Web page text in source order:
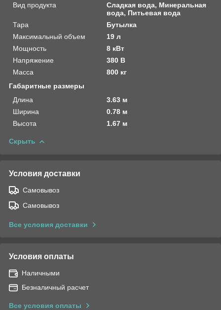
Вид продукта
Сладкая вода, Минеральная
вода, Питьевая вода
Тара
Бутылка
Максимальный объем
19 л
Мощность
8 кВт
Напряжение
380 В
Масса
800 кг
Габаритные размеры
Длина
3.63 м
Ширина
0.78 м
Высота
1.67 м
Скрыть
Условия доставки
Самовывоз
Самовывоз
Все условия доставки
Условия оплаты
Наличными
Безналичный расчет
Все условия оплаты